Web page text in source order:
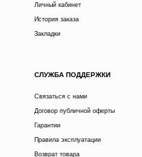
Личный кабинет
История заказа
Закладки
СЛУЖБА ПОДДЕРЖКИ
Связаться с нами
Договор публичной оферты
Гарантии
Правила эксплуатации
Возврат товара